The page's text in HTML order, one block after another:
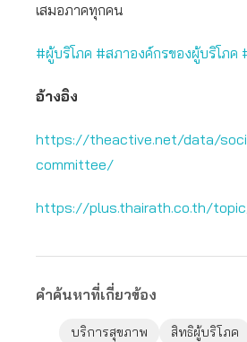
เสมอภาคทุกคน
#ผู้บริโภค #สภาองค์กรของผู้บริโภค
อ้างอิง
https://theactive.net/data/
committee/
https://plus.thairath.co.th/
คำค้นหาที่เกี่ยวข้อง
บริการสุขภาพ สิทธิผู้บริโภค